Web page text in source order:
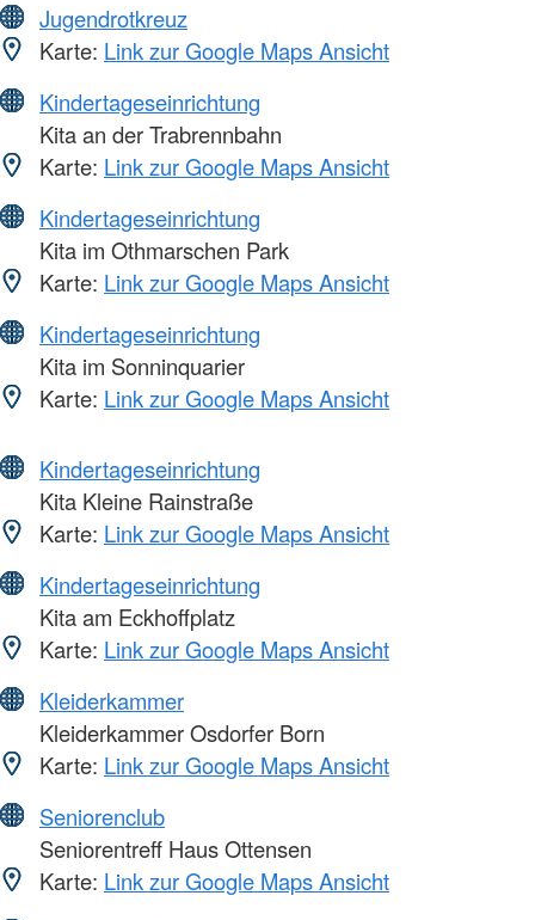
Jugendrotkreuz
Karte: Link zur Google Maps Ansicht
Kindertageseinrichtung
Kita an der Trabrennbahn
Karte: Link zur Google Maps Ansicht
Kindertageseinrichtung
Kita im Othmarschen Park
Karte: Link zur Google Maps Ansicht
Kindertageseinrichtung
Kita im Sonninquarier
Karte: Link zur Google Maps Ansicht
Kindertageseinrichtung
Kita Kleine Rainstraße
Karte: Link zur Google Maps Ansicht
Kindertageseinrichtung
Kita am Eckhoffplatz
Karte: Link zur Google Maps Ansicht
Kleiderkammer
Kleiderkammer Osdorfer Born
Karte: Link zur Google Maps Ansicht
Seniorenclub
Seniorentreff Haus Ottensen
Karte: Link zur Google Maps Ansicht